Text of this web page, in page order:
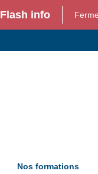
Flash info
Nos formations